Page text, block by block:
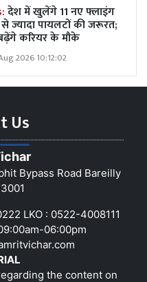
देश में खुलेंगे 11 नए फ्लाइंग
ज्यादा पायलटों की जरूरत;
करियर के मौके
2026 10:12:02
Us
Bypass Road Bareilly
LKO : 0522-4008111
06:00pm
the content on